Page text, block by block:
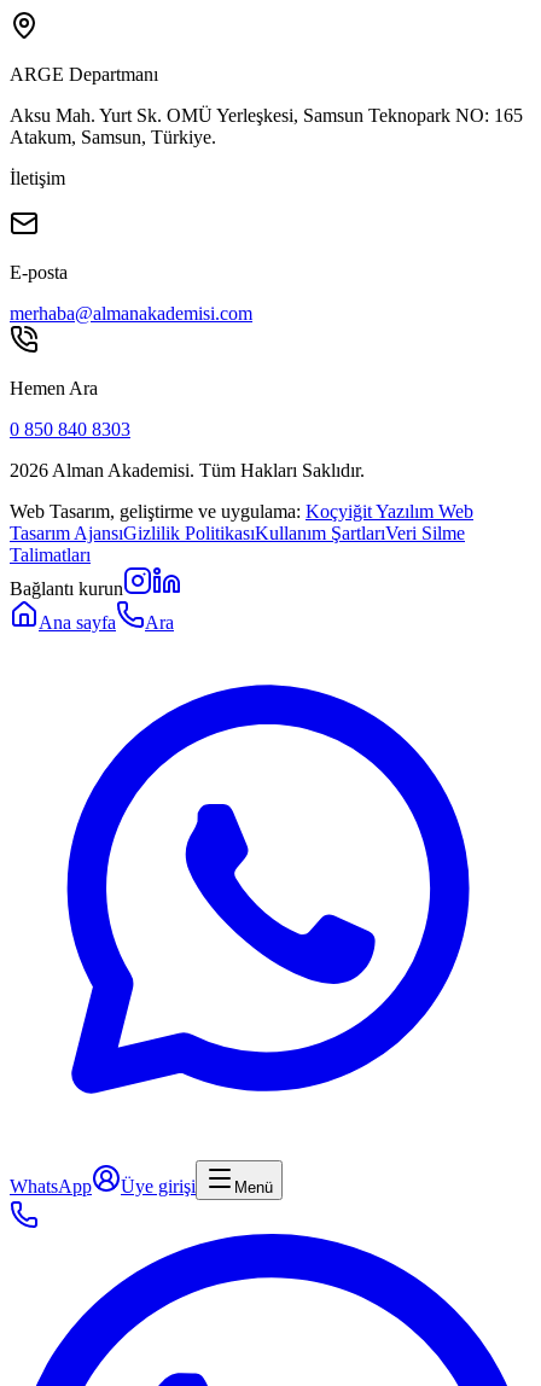
ARGE Departmanı
Aksu Mah. Yurt Sk. OMÜ Yerleşkesi, Samsun Teknopark NO: 165
Atakum, Samsun, Türkiye.
İletişim
E-posta
merhaba@almanakademisi.com
Hemen Ara
0 850 840 8303
2026 Alman Akademisi. Tüm Hakları Saklıdır.
Web Tasarım, geliştirme ve uygulama: Koçyiğit Yazılım Web
Tasarım AjansıGizlilik PolitikasıKullanım ŞartlarıVeri Silme
Talimatları
Bağlantı kurun
Ana sayfa
Ara
WhatsApp Üye girişi Menü